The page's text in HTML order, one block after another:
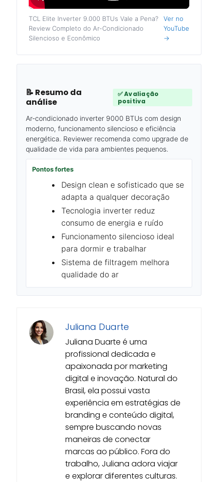
TCL Elite Inverter 9.000 BTUs Vale a Pena?
Review Completo do Ar-Condicionado
Silencioso e Econômico
Ver no
YouTube
→
📝 Resumo da
análise
✅ Avaliação
positiva
Ar-condicionado inverter 9000 BTUs com design
moderno, funcionamento silencioso e eficiência
energética. Reviewer recomenda como upgrade de
qualidade de vida para ambientes pequenos.
Pontos fortes
Design clean e sofisticado que se
adapta a qualquer decoração
Tecnologia inverter reduz
consumo de energia e ruído
Funcionamento silencioso ideal
para dormir e trabalhar
Sistema de filtragem melhora
qualidade do ar
Juliana Duarte
Juliana Duarte é uma
profissional dedicada e
apaixonada por marketing
digital e inovação. Natural do
Brasil, ela possui vasta
experiência em estratégias de
branding e conteúdo digital,
sempre buscando novas
maneiras de conectar
marcas ao público. Fora do
trabalho, Juliana adora viajar
e explorar diferentes culturas.